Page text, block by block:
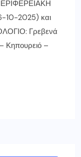
2025) και
Γρεβενά
Κηπουρειό –